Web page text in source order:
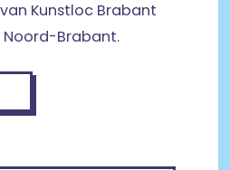
Kunstloc Brabant
Noord-Brabant.